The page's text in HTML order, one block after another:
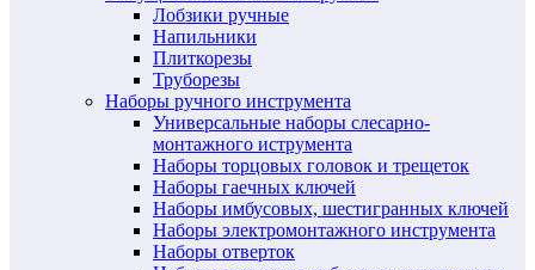
Лобзики ручные
Напильники
Плиткорезы
Труборезы
Наборы ручного инструмента
Универсальные наборы слесарно-
монтажного иструмента
Наборы торцовых головок и трещеток
Наборы гаечных ключей
Наборы имбусовых, шестигранных ключей
Наборы электромонтажного инструмента
Наборы отверток